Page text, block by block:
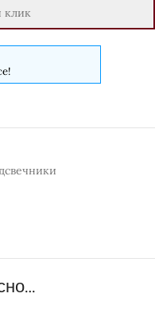
клик